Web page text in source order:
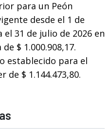
para un Peón
desde el 1 de
31 de julio de 2026 en
$ 1.000.908,17.
establecido para el
de $ 1.144.473,80.